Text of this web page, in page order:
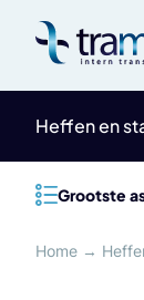
content
Heffen en
Grootste
Home →